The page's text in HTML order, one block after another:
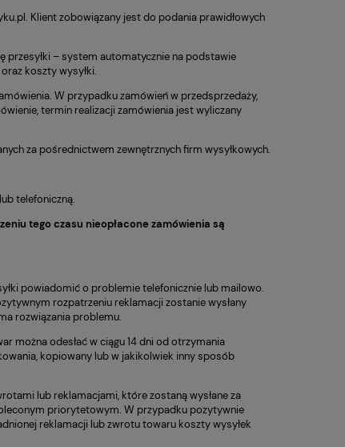
Klient zobowiązany jest do podania prawidłowych
przesyłki – system automatycznie na podstawie
koszty wysyłki.
W przypadku zamówień w przedsprzedaży,
termin realizacji zamówienia jest wyliczany
za pośrednictwem zewnętrznych firm wysyłkowych.
telefoniczną.
tego czasu nieopłacone zamówienia są
powiadomić o problemie telefonicznie lub mailowo.
rozpatrzeniu reklamacji zostanie wysłany
rozwiązania problemu.
można odesłać w ciągu 14 dni od otrzymania
kopiowany lub w jakikolwiek inny sposób
lub reklamacjami, które zostaną wysłane za
priorytetowym. W przypadku pozytywnie
reklamacji lub zwrotu towaru koszty wysyłek